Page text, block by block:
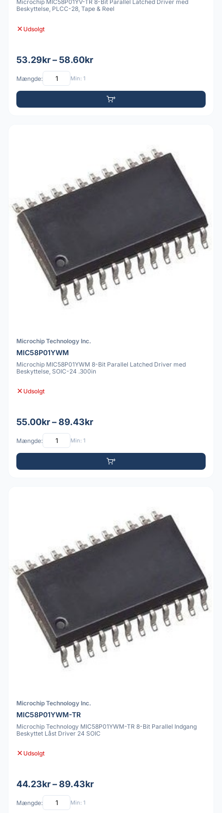
Microchip MIC58P01YV-TR 8-Bit Parallel Latched Driver med
Beskyttelse, PLCC-28, Tape & Reel
Udsolgt
53.29kr – 58.60kr
Mængde: Min: 1
Microchip Technology Inc.
MIC58P01YWM
Microchip MIC58P01YWM 8-Bit Parallel Latched Driver med
Beskyttelse, SOIC-24 .300in
Udsolgt
55.00kr – 89.43kr
Mængde: Min: 1
Microchip Technology Inc.
MIC58P01YWM-TR
Microchip Technology MIC58P01YWM-TR 8-Bit Parallel Indgang
Beskyttet Låst Driver 24 SOIC
Udsolgt
44.23kr – 89.43kr
Mængde: Min: 1